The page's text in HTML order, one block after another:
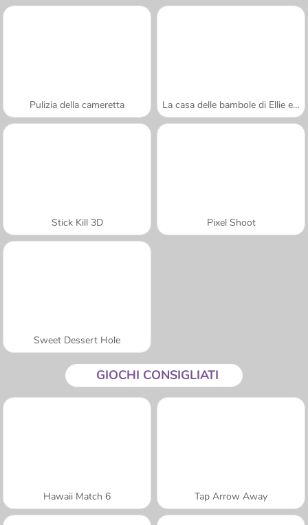
Pulizia della cameretta La casa delle bambole di Ellie e Annie
Stick Kill 3D Pixel Shoot
Sweet Dessert Hole
GIOCHI CONSIGLIATI
Hawaii Match 6 Tap Arrow Away